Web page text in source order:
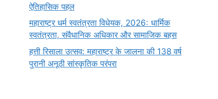
ऐतिहासिक पहल
महाराष्ट्र धर्म स्वतंत्रता विधेयक, 2026: धार्मिक
स्वतंत्रता, संवैधानिक अधिकार और सामाजिक बहस
हत्ती रिसाला उत्सव: महाराष्ट्र के जालना की 138 वर्ष
पुरानी अनूठी सांस्कृतिक परंपरा